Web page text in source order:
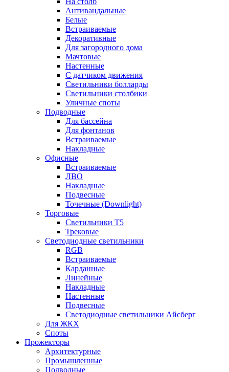
Антивандальные
Белые
Встраиваемые
Декоративные
Для загородного дома
Мачтовые
Настенные
С датчиком движения
Светильники болларды
Светильники столбики
Уличные споты
Подводные
Для бассейна
Для фонтанов
Встраиваемые
Накладные
Офисные
Встраиваемые
ЛВО
Накладные
Подвесные
Точечные (Downlight)
Торговые
Светильники Т5
Трековые
Светодиодные светильники
RGB
Встраиваемые
Карданные
Линейные
Накладные
Настенные
Подвесные
Светодиодные светильники Айсберг
Для ЖКХ
Споты
Прожекторы
Архитектурные
Промышленные
Подводные